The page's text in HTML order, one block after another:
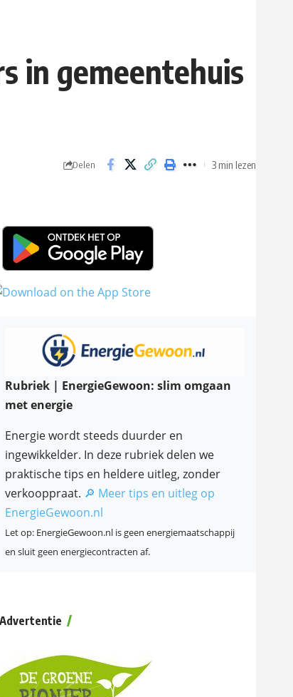
in gemeentehuis
Delen 3 min lezen
Rubriek | EnergieGewoon: slim omgaan
met energie
Energie wordt steeds duurder en
ingewikkelder. In deze rubriek delen we
praktische tips en heldere uitleg, zonder
verkooppraat. 🔎 Meer tips en uitleg op
EnergieGewoon.nl
Let op: EnergieGewoon.nl is geen energiemaatschappij
en sluit geen energiecontracten af.
Advertentie